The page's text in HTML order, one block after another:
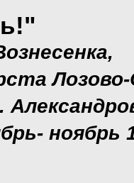
ноябрь